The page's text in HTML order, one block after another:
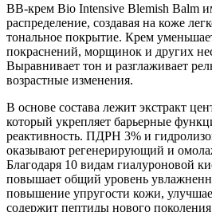
BB-крем Bio Intensive Blemish Balm
распределение, создавая на коже
тональное покрытие. Крем
покраснений, морщинок и других
Выравнивает тон и разглаживает
возрастные изменения.
В основе состава лежит экстракт
который укрепляет барьерные
реактивность. ПДРН 3% и
оказывают регенерирующий и
Благодаря 10 видам гиалуроновой
повышает общий уровень
повышение упругости кожи,
содержит пептиды нового